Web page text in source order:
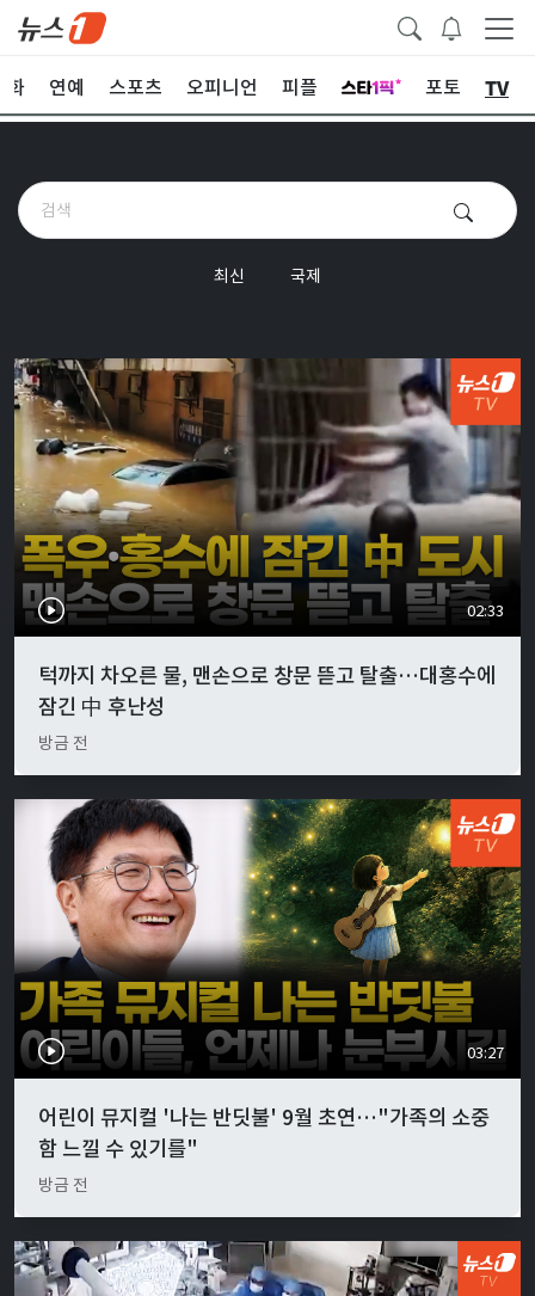
화 연예 스포츠 오피니언 피플 포토 TV
최신 국제
02:33
턱까지 차오른 물, 맨손으로 창문 뜯고 탈출…대홍수에
잠긴 中 후난성
방금 전
03:27
어린이 뮤지컬 '나는 반딧불' 9월 초연…"가족의 소중
함 느낄 수 있기를"
방금 전